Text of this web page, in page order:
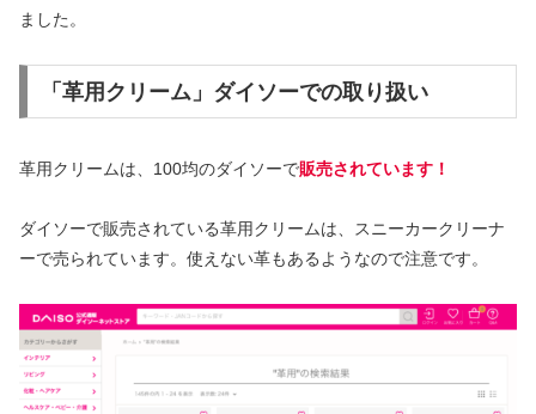
ました。
「革用クリーム」ダイソーでの取り扱い
革用クリームは、100均のダイソーで販売されています！
ダイソーで販売されている革用クリームは、スニーカークリーナ
ーで売られています。使えない革もあるようなので注意です。